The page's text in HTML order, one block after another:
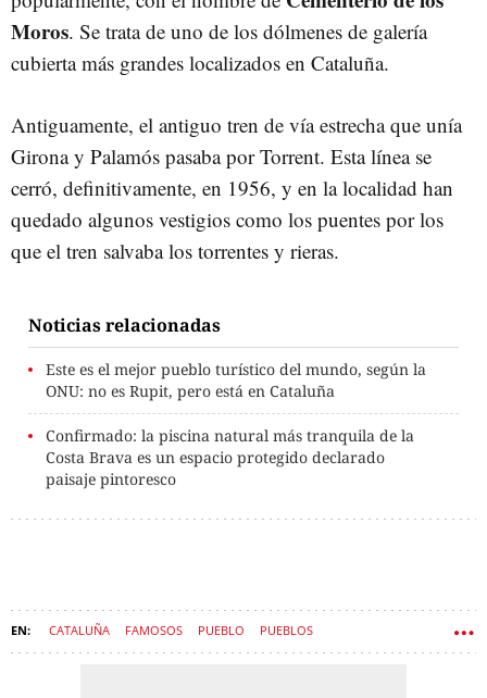
Moros. Se trata de uno de los dólmenes de galería
cubierta más grandes localizados en Cataluña.
Antiguamente, el antiguo tren de vía estrecha que unía
Girona y Palamós pasaba por Torrent. Esta línea se
cerró, definitivamente, en 1956, y en la localidad han
quedado algunos vestigios como los puentes por los
que el tren salvaba los torrentes y rieras.
Noticias relacionadas
Este es el mejor pueblo turístico del mundo, según la
ONU: no es Rupit, pero está en Cataluña
Confirmado: la piscina natural más tranquila de la
Costa Brava es un espacio protegido declarado
paisaje pintoresco
CATALUÑA FAMOSOS PUEBLO PUEBLOS